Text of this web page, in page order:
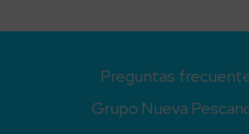
Preguntas
Grupo Nueva